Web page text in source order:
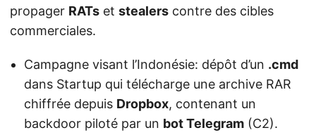
propager RATs et stealers contre des cibles
commerciales.
Campagne visant l’Indonésie: dépôt d’un .cmd
dans Startup qui télécharge une archive RAR
chiffrée depuis Dropbox, contenant un
backdoor piloté par un bot Telegram (C2).